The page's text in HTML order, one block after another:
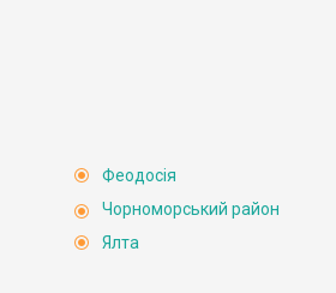
Феодосія
Чорноморський район
Ялта